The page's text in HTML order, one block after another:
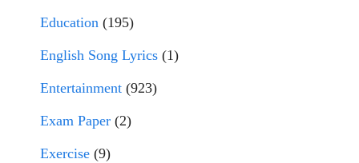
Education (195)
English Song Lyrics (1)
Entertainment (923)
Exam Paper (2)
Exercise (9)